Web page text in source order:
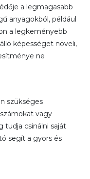
a legmagasabb
anyagokból, például
a legkeményebb
képességet növeli,
ne
szükséges
vagy
csinálni saját
segít a gyors és